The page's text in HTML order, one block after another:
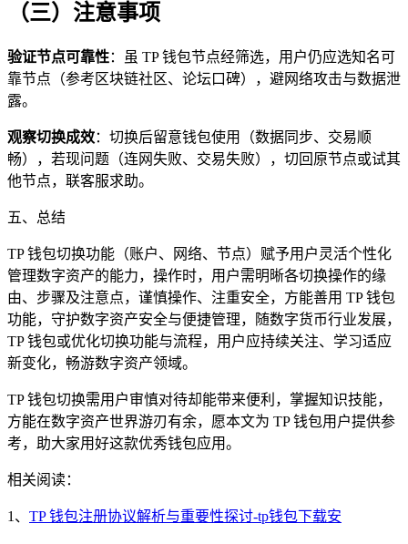
（三）注意事项
验证节点可靠性：虽 TP 钱包节点经筛选，用户仍应选知名可
靠节点（参考区块链社区、论坛口碑），避网络攻击与数据泄
露。
观察切换成效：切换后留意钱包使用（数据同步、交易顺
畅），若现问题（连网失败、交易失败），切回原节点或试其
他节点，联客服求助。
五、总结
TP 钱包切换功能（账户、网络、节点）赋予用户灵活个性化
管理数字资产的能力，操作时，用户需明晰各切换操作的缘
由、步骤及注意点，谨慎操作、注重安全，方能善用 TP 钱包
功能，守护数字资产安全与便捷管理，随数字货币行业发展，
TP 钱包或优化切换功能与流程，用户应持续关注、学习适应
新变化，畅游数字资产领域。
TP 钱包切换需用户审慎对待却能带来便利，掌握知识技能，
方能在数字资产世界游刃有余，愿本文为 TP 钱包用户提供参
考，助大家用好这款优秀钱包应用。
相关阅读：
1、 TP 钱包注册协议解析与重要性探讨-tp钱包下载安